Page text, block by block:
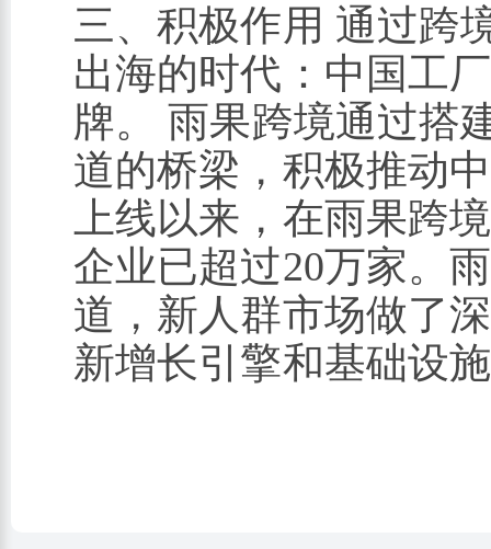
三、积极作用 通过跨
出海的时代：中国工
牌。 雨果跨境通过搭
道的桥梁，积极推动
上线以来，在雨果跨
企业已超过20万家。
道，新人群市场做了
新增长引擎和基础设